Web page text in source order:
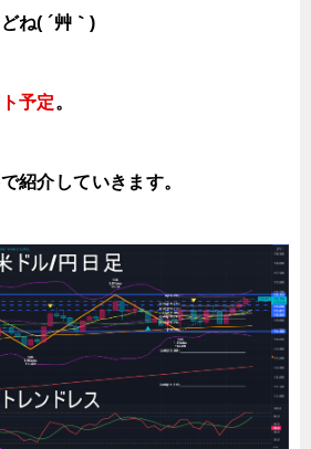
ね( ´艸｀)
予定。
紹介していきます。